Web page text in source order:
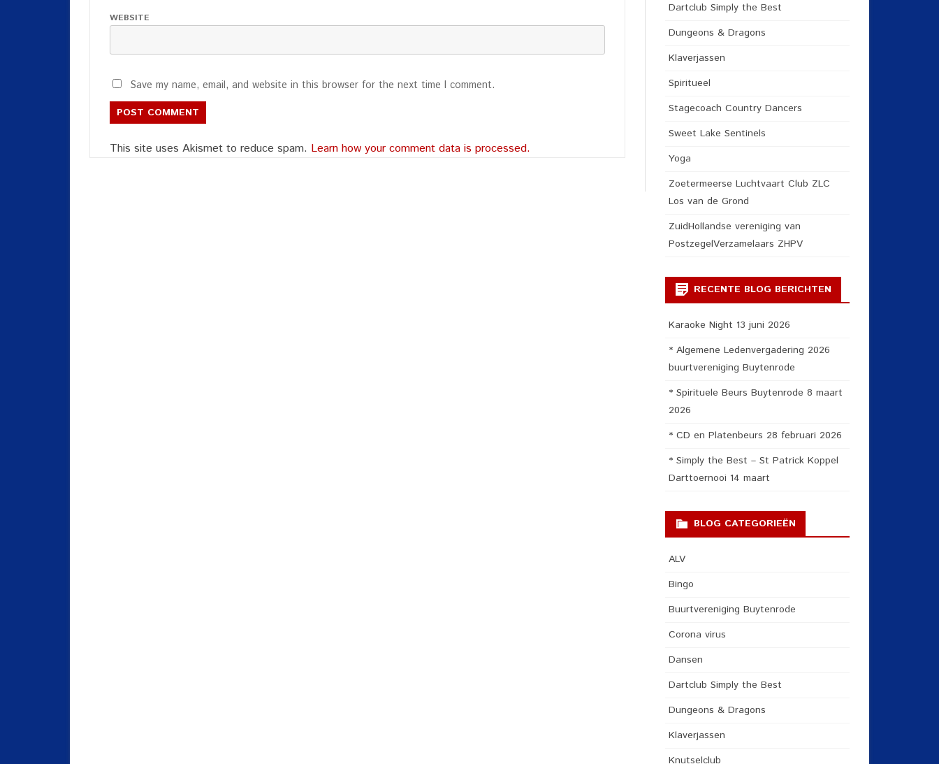
WEBSITE
Save my name, email, and website in this browser for the next time I comment.
This site uses Akismet to reduce spam. Learn how your comment data is processed.
Dartclub Simply the Best
Dungeons & Dragons
Klaverjassen
Spiritueel
Stagecoach Country Dancers
Sweet Lake Sentinels
Yoga
Zoetermeerse Luchtvaart Club ZLC
Los van de Grond
ZuidHollandse vereniging van
PostzegelVerzamelaars ZHPV
RECENTE BLOG BERICHTEN
Karaoke Night 13 juni 2026
* Algemene Ledenvergadering 2026
buurtvereniging Buytenrode
* Spirituele Beurs Buytenrode 8 maart
2026
* CD en Platenbeurs 28 februari 2026
* Simply the Best – St Patrick Koppel
Darttoernooi 14 maart
BLOG CATEGORIEËN
ALV
Bingo
Buurtvereniging Buytenrode
Corona virus
Dansen
Dartclub Simply the Best
Dungeons & Dragons
Klaverjassen
Knutselclub